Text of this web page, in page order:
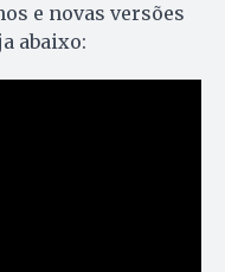
e novas versões
abaixo: